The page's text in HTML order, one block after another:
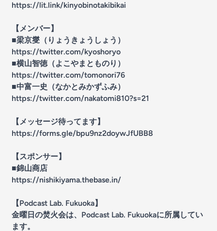
https://lit.link/kinyobinotakibikai
【メンバー】
■梁京燮（りょうきょうしょう）
https://twitter.com/kyoshoryo
■横山智徳（よこやまとものり）
https://twitter.com/tomonori76
■中富一史（なかとみかずふみ）
https://twitter.com/nakatomi810?s=21
【メッセージ待ってます】
https://forms.gle/bpu9nz2doywJfUBB8
【スポンサー】
■錦山商店
https://nishikiyama.thebase.in/
【Podcast Lab. Fukuoka】
金曜日の焚火会は、Podcast Lab. Fukuokaに所属してい
ます。